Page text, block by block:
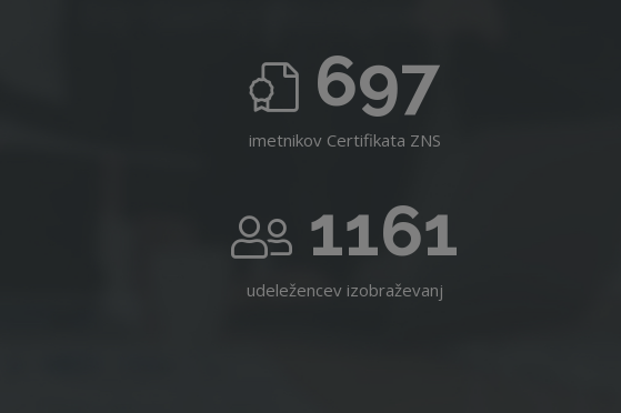
697
imetnikov Certifikata ZNS
1161
udeležencev izobraževanj